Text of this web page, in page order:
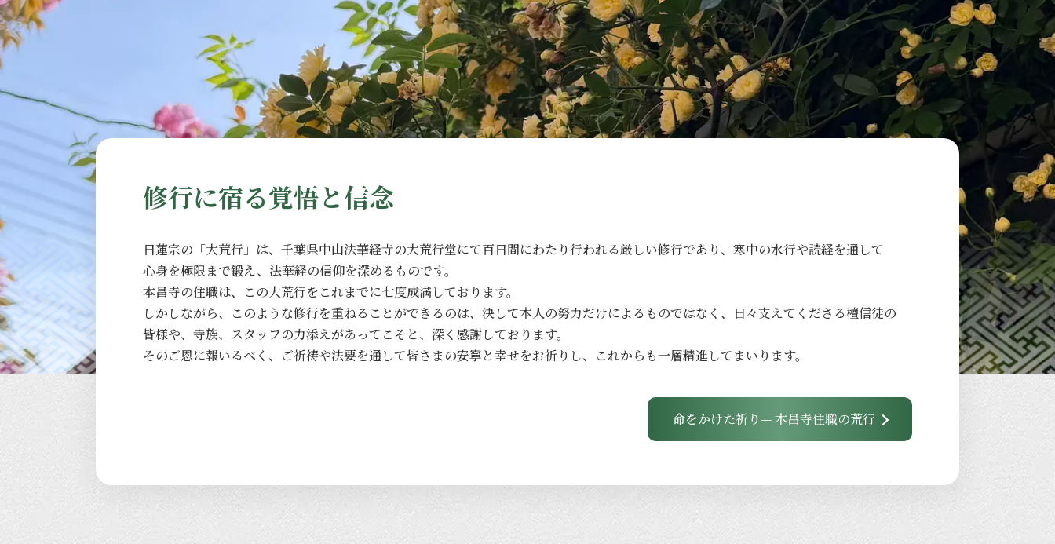
修行に宿る覚悟と信念
日蓮宗の 「大荒行」は、 千葉県中山法華経寺の大荒行堂にて百日間にわたり行われる厳しい修行であり、 寒中の水行や読経を通して
心身を極限まで鍛え、 法華経の信仰を深める ものです。
本昌寺の住職は、 この大荒行をこれまでに七度成満しております。
しかしながら、
このような修行を重ねる ことができるのは、 決して本人の努力だけによる ものではなく、 日々支えてくださる檀信徒の
皆様や、 寺族、 スタッフの力添えがあってこそと、 深く 感謝しております。
そのご恩に報いるべく、 ご祈祷や法要を通して皆さまの安寧と幸せをお祈りし、 これからも一層精進してまいります。
命をかけた祈り— 本昌寺住職の荒行